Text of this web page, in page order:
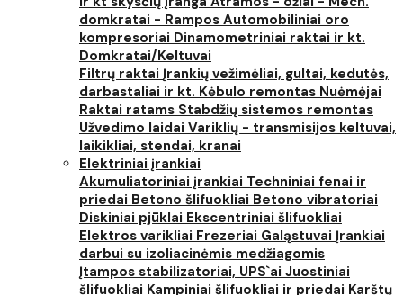
domkratai - Rampos Automobiliniai oro
kompresoriai Dinamometriniai raktai ir kt.
Domkratai/Keltuvai
Filtrų raktai Įrankių vežimėliai, gultai, kedutės,
darbastaliai ir kt. Kėbulo remontas Nuėmėjai
Raktai ratams Stabdžių sistemos remontas
Užvedimo laidai Variklių - transmisijos keltuvai,
laikikliai, stendai, kranai
Elektriniai įrankiai
Akumuliatoriniai įrankiai Techniniai fenai ir
priedai Betono šlifuokliai Betono vibratoriai
Diskiniai pjūklai Ekscentriniai šlifuokliai
Elektros varikliai Frezeriai Galąstuvai Įrankiai
darbui su izoliacinėmis medžiagomis
Įtampos stabilizatoriai, UPS`ai Juostiniai
šlifuokliai Kampiniai šlifuokliai ir priedai Karštų